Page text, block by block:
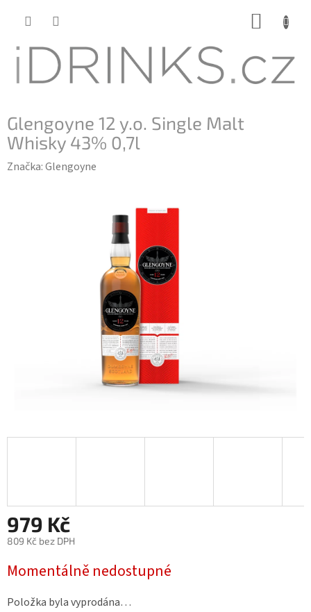
Glengoyne 12 y.o. Single Malt
Whisky 43% 0,7l
Značka:Glengoyne
979 Kč
809 Kč bez DPH
cena:
Momentálně nedostupné
Položka byla vyprodána…